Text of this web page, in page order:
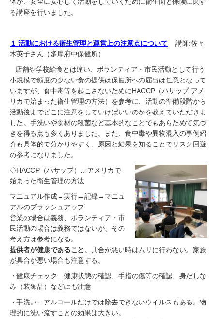
る講座を行いました。
１ 活動における衛生管理と運営上の注意点について
講師:佐々
木英子さん（多摩府中保健所）
店舗や学校給食とは違い、ボランティア・市民活動として行う
小規模で頻度の少ない食の提供は保健所への届出は任意となって
いますが、食中毒等を起こさないためにHACCP（ハサップ:アメ
リカで始まった衛生管理の方法）を参考に、活動の準備段階から
活動後までどこに注意をしていけばいいのかを教えていただきま
した。手洗いや食材の殺菌など基本的なことでもあらためて気づ
きを得る点も多くありました。また、食中毒や異物混入の事例紹
介も具体的で分かりやすく、原因と結果を知ることでリスク回避
の参考になりました。
◇HACCP（ハサップ）…アメリカで
始まった衛生管理の方法
マニュアル作成→実行→記録→マニュ
アルのブラッシュアップ
営業の場合は義務、ボランティア・市
民活動の場合は義務ではないが、その
考え方は参考になる。
提供者が健康であること 。具合が悪い時はムリに行わない。家族
が具合が悪い場合も注意する。
・健康チェック…健康状態の確認、手指の傷等の確認、身だしな
み（装飾品）などにも注意
・手洗い…アルコールだけでは除去できないウイルスもある。物
理的に洗い流すことの効果は大きい。